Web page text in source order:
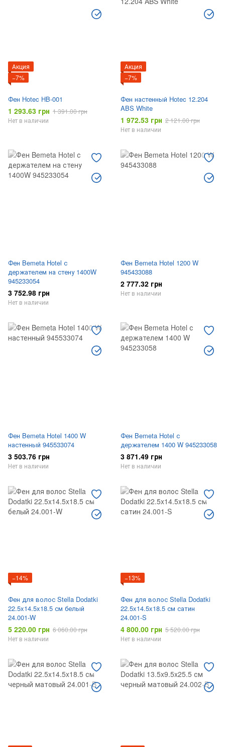
Акция
−7%
Фен Hotec HB-001
1 293.63 грн 1 391.00 грн
Нет в наличии
Акция
−7%
Фен настенный Hotec 12.204
ABS White
1 972.53 грн 2 121.00 грн
Нет в наличии
Фен Bemeta Hotel с
держателем на стену 1400W
945233054
3 752.98 грн
Нет в наличии
Фен Bemeta Hotel 1200 W
945433088
2 777.32 грн
Нет в наличии
Фен Bemeta Hotel 1400 W
настенный 945533074
3 503.76 грн
Нет в наличии
Фен Bemeta Hotel с
держателем 1400 W 945233058
3 871.49 грн
Нет в наличии
−14%
Фен для волос Stella Dodatki
22.5x14.5x18.5 см белый
24.001-W
5 220.00 грн 6 060.00 грн
Нет в наличии
−13%
Фен для волос Stella Dodatki
22.5x14.5x18.5 см сатин
24.001-S
4 800.00 грн 5 520.00 грн
Нет в наличии